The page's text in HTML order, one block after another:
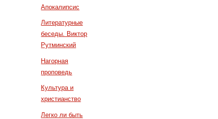
Апокалипсис
Литературные
беседы. Виктор
Рутминский
Нагорная
проповедь
Культура и
христианство
Легко ли быть